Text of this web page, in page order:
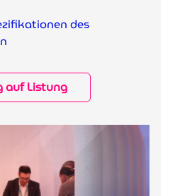
des
auf Listung